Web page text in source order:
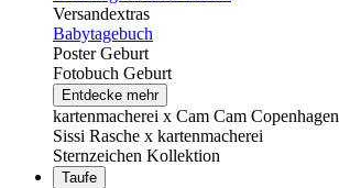
Versandextras
Babytagebuch
Poster Geburt
Fotobuch Geburt
Entdecke mehr
kartenmacherei x Cam Cam Copenhagen
Sissi Rasche x kartenmacherei
Sternzeichen Kollektion
Taufe